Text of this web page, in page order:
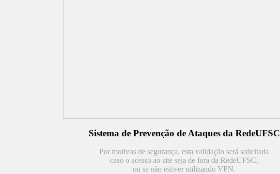
Sistema de Prevenção de Ataques da RedeUFSC
Por motivos de segurança, esta validação será solicitada
caso o acesso ao site seja de fora da RedeUFSC,
ou se não estiver utilizando VPN.